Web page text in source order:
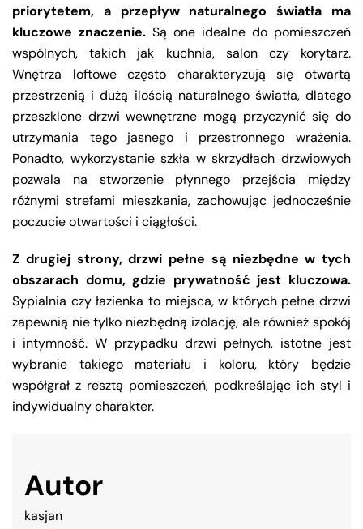
priorytetem, a przepływ naturalnego światła ma
kluczowe znaczenie. Są one idealne do pomieszczeń
wspólnych, takich jak kuchnia, salon czy korytarz.
Wnętrza loftowe często charakteryzują się otwartą
przestrzenią i dużą ilością naturalnego światła, dlatego
przeszklone drzwi wewnętrzne mogą przyczynić się do
utrzymania tego jasnego i przestronnego wrażenia.
Ponadto, wykorzystanie szkła w skrzydłach drzwiowych
pozwala na stworzenie płynnego przejścia między
różnymi strefami mieszkania, zachowując jednocześnie
poczucie otwartości i ciągłości.
Z drugiej strony, drzwi pełne są niezbędne w tych
obszarach domu, gdzie prywatność jest kluczowa.
Sypialnia czy łazienka to miejsca, w których pełne drzwi
zapewnią nie tylko niezbędną izolację, ale również spokój
i intymność. W przypadku drzwi pełnych, istotne jest
wybranie takiego materiału i koloru, który będzie
współgrał z resztą pomieszczeń, podkreślając ich styl i
indywidualny charakter.
Autor
kasjan